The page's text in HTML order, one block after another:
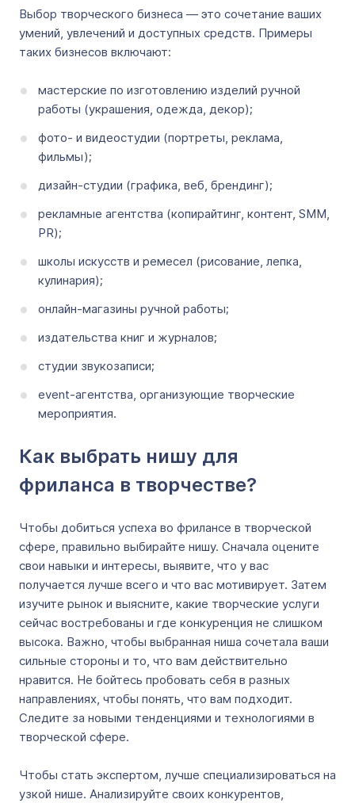
Выбор творческого бизнеса — это сочетание ваших
умений, увлечений и доступных средств. Примеры
таких бизнесов включают:
мастерские по изготовлению изделий ручной
работы (украшения, одежда, декор);
фото- и видеостудии (портреты, реклама,
фильмы);
дизайн-студии (графика, веб, брендинг);
рекламные агентства (копирайтинг, контент, SMM,
PR);
школы искусств и ремесел (рисование, лепка,
кулинария);
онлайн-магазины ручной работы;
издательства книг и журналов;
студии звукозаписи;
event-агентства, организующие творческие
мероприятия.
Как выбрать нишу для
фриланса в творчестве?
Чтобы добиться успеха во фрилансе в творческой
сфере, правильно выбирайте нишу. Сначала оцените
свои навыки и интересы, выявите, что у вас
получается лучше всего и что вас мотивирует. Затем
изучите рынок и выясните, какие творческие услуги
сейчас востребованы и где конкуренция не слишком
высока. Важно, чтобы выбранная ниша сочетала ваши
сильные стороны и то, что вам действительно
нравится. Не бойтесь пробовать себя в разных
направлениях, чтобы понять, что вам подходит.
Следите за новыми тенденциями и технологиями в
творческой сфере.
Чтобы стать экспертом, лучше специализироваться на
узкой нише. Анализируйте своих конкурентов,